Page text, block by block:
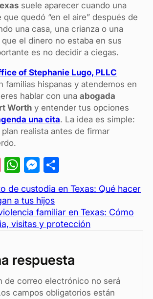
suele aparecer cuando una
quedó “en el aire” después de
una casa, una crianza o una
el dinero no estaba en sus
es no decidir a ciegas.
of Stephanie Lugo, PLLC
familias hispanas y atendemos en
hablar con una abogada
Worth y entender tus opciones
una cita. La idea es simple:
realista antes de firmar
Pi
nt
er
es
t
W
at
s
A
p
M
es
se
n
g
m
p
ar
de custodia en Texas: Qué hacer
a tus hijos
familiar en Texas: Cómo
visitas y protección
respuesta
de correo electrónico no será
campos obligatorios están